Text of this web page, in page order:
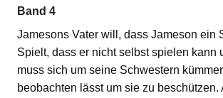
Band 4
Jamesons Vater will, dass Jameson ein
Spielt, dass er nicht selbst spielen kann
muss sich um seine Schwestern
beobachten lässt um sie zu beschützen.